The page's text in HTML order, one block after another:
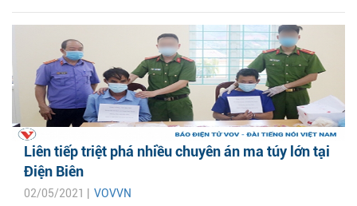
Liên tiếp triệt phá nhiều chuyên án ma túy lớn tại
Điện Biên
02/05/2021 | VOVVN